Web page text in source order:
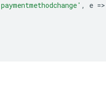
, e =>